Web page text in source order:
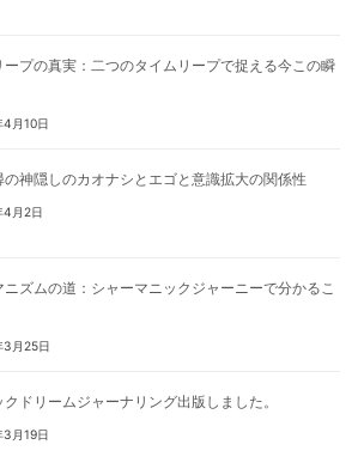
ープの真実：二つのタイムリープで捉える今この瞬
月10日
の神隠しのカオナシとエゴと意識拡大の関係性
4月2日
ニズムの道：シャーマニックジャーニーで分かるこ
月25日
クドリームジャーナリング出版しました。
月19日